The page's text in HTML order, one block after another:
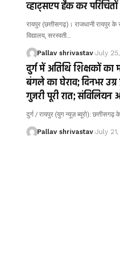
व्हाट्सएप हैक कर
रायपुर (छत्तीसगढ़)। राजधानी रायपुर
विद्यालय, सरस्वती…
Pallav shrivastav July
दुर्ग में अतिथि शिक्षकों का
बंगले का घेराव; दिनभर
गुजरी पूरी रात;
दुर्ग / रायपुर (युग न्यूज़ ब्यूरो): छत्तीसगढ़
Pallav shrivastav July